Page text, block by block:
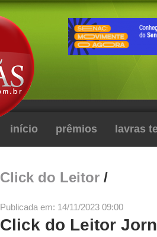
início prêmios lavras
Click do Leitor /
Publicada em: 14/11/2023 09:00
Click do Leitor